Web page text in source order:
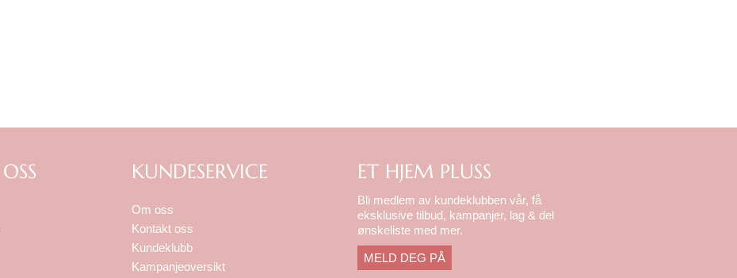
KUNDESERVICE
Om oss
Kontakt oss
Kundeklubb
Kampanjeoversikt
ET HJEM PLUSS
Bli medlem av kundeklubben vår, få
eksklusive tilbud, kampanjer, lag & del
ønskeliste med mer.
MELD DEG PÅ